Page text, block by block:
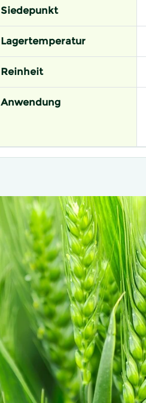
Siedepunkt
Lagertemperatur
Reinheit
Anwendung